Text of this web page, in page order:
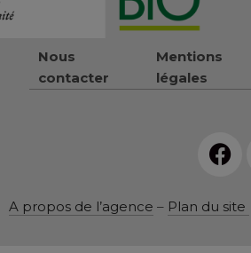
Nous
contacter
Mentions
légales
A propos de l’agence – Plan du site